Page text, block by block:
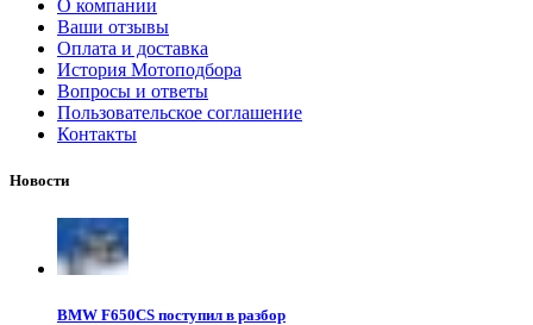
О компании
Ваши отзывы
Оплата и доставка
История Мотоподбора
Вопросы и ответы
Пользовательское соглашение
Контакты
Новости
BMW F650CS поступил в разбор